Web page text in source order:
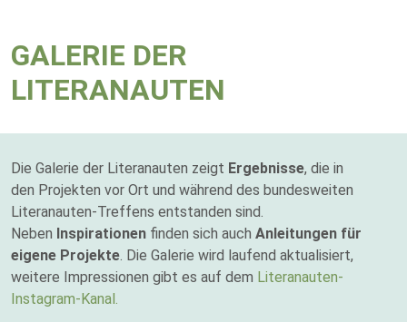
GALERIE DER
LITERANAUTEN
Die Galerie der Literanauten zeigt Ergebnisse, die in
den Projekten vor Ort und während des bundesweiten
Literanauten-Treffens entstanden sind.
Neben Inspirationen finden sich auch Anleitungen für
eigene Projekte. Die Galerie wird laufend aktualisiert,
weitere Impressionen gibt es auf dem Literanauten-
Instagram-Kanal.